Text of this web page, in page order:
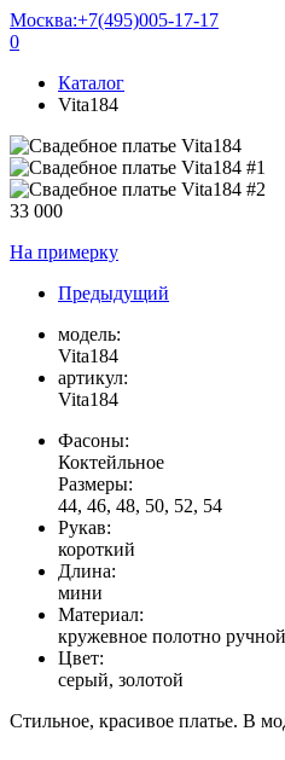
Москва:+7(495)005-17-17
0
Каталог
Vita184
33 000
На примерку
Предыдущий
модель:
Vita184
артикул:
Vita184
Фасоны:
Коктейльное
Размеры:
44, 46, 48, 50, 52, 54
Рукав:
короткий
Длина:
мини
Материал:
кружевное полотно
Цвет:
серый, золотой
Стильное, красивое платье. В